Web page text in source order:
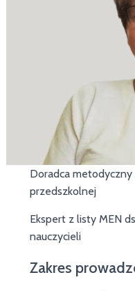
Doradca
przedszkolnej
Ekspert z listy MEN
nauczycieli
Zakres